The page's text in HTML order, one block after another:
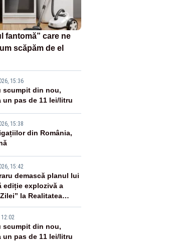
fantomă” care ne
scăpăm de el
15:36
scumpit din nou,
un pas de 11 lei/litru
15:38
din România,
15:42
demască planul lui
ediție explozivă a
la Realitatea
scumpit din nou,
un pas de 11 lei/litru